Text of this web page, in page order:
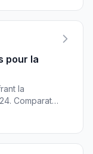
budget.
pour la
la
Comparatif
leurs